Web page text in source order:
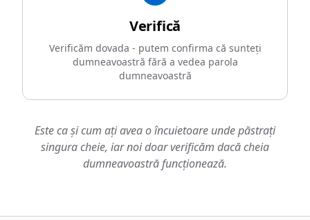
Verifică
Verificăm dovada - putem confirma că sunteți
dumneavoastră fără a vedea parola
dumneavoastră
Este ca și cum ați avea o încuietoare unde păstrați
singura cheie, iar noi doar verificăm dacă cheia
dumneavoastră funcționează.